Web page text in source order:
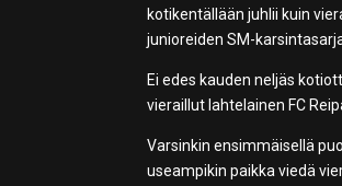
kotikentällään juhlii kuin
junioreiden SM-
Ei edes kauden neljäs
vieraillut lahtelainen FC
Varsinkin ensimmäisellä
useampikin paikka viedä